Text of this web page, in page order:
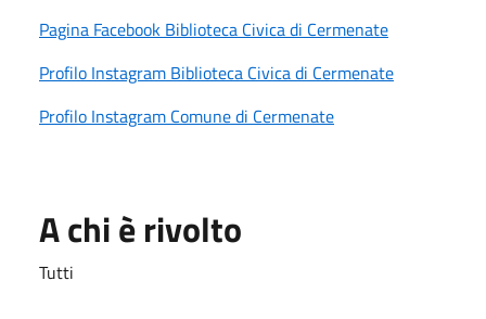
Pagina Facebook Biblioteca Civica di Cermenate
Profilo Instagram Biblioteca Civica di Cermenate
Profilo Instagram Comune di Cermenate
A chi è rivolto
Tutti